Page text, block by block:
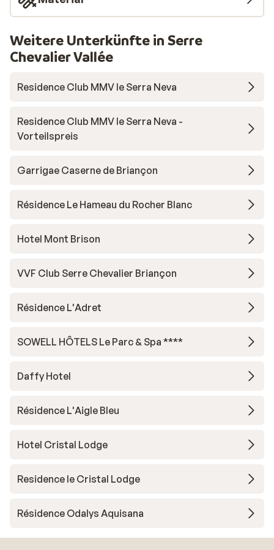
Weitere Unterkünfte in Serre
Chevalier Vallée
Residence Club MMV le Serra Neva
Residence Club MMV le Serra Neva -
Vorteilspreis
Garrigae Caserne de Briançon
Résidence Le Hameau du Rocher Blanc
Hotel Mont Brison
VVF Club Serre Chevalier Briançon
Résidence L'Adret
SOWELL HÔTELS Le Parc & Spa ****
Daffy Hotel
Résidence L'Aigle Bleu
Hotel Cristal Lodge
Residence le Cristal Lodge
Résidence Odalys Aquisana